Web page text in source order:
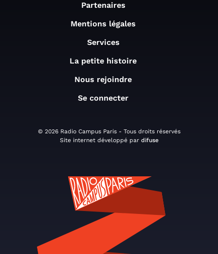
Partenaires
Mentions légales
Services
La petite histoire
Nous rejoindre
Se connecter
© 2026 Radio Campus Paris - Tous droits réservés
Site internet développé par difuse